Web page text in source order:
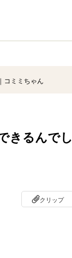
コミミちゃん
きるんでし
クリップ